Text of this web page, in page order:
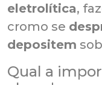
eletrolítica,
cromo se
depositem
Qual a